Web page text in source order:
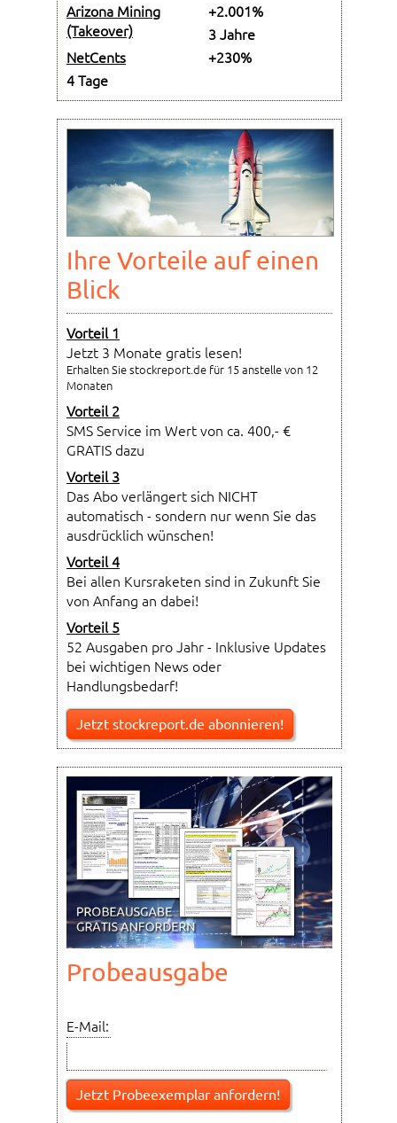
Arizona Mining
(Takeover)
+2.001%
3 Jahre
NetCents
+230%
4 Tage
Ihre Vorteile auf einen
Blick
Vorteil 1
Jetzt 3 Monate gratis lesen!
Erhalten Sie stockreport.de für 15 anstelle von 12
Monaten
Vorteil 2
SMS Service im Wert von ca. 400,- €
GRATIS dazu
Vorteil 3
Das Abo verlängert sich NICHT
automatisch - sondern nur wenn Sie das
ausdrücklich wünschen!
Vorteil 4
Bei allen Kursraketen sind in Zukunft Sie
von Anfang an dabei!
Vorteil 5
52 Ausgaben pro Jahr - Inklusive Updates
bei wichtigen News oder
Handlungsbedarf!
Jetzt stockreport.de abonnieren!
Probeausgabe
E-Mail: